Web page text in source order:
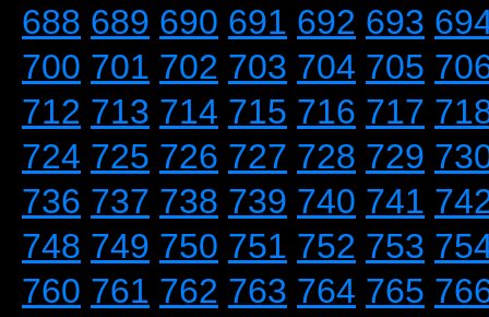
688 689 690 691 692 693
700 701 702 703 704 705
712 713 714 715 716 717
724 725 726 727 728 729
736 737 738 739 740 741
748 749 750 751 752 753
760 761 762 763 764 765